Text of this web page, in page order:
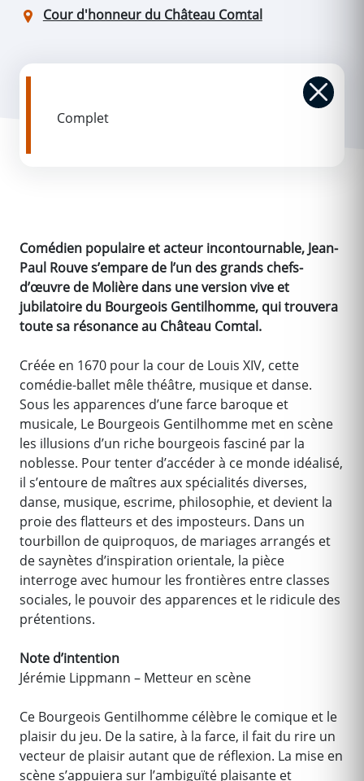
Cour d'honneur du Château Comtal
Complet
Comédien populaire et acteur incontournable, Jean-
Paul Rouve s’empare de l’un des grands chefs-
d’œuvre de Molière dans une version vive et
jubilatoire du Bourgeois Gentilhomme, qui trouvera
toute sa résonance au Château Comtal.
Créée en 1670 pour la cour de Louis XIV, cette
comédie-ballet mêle théâtre, musique et danse.
Sous les apparences d’une farce baroque et
musicale, Le Bourgeois Gentilhomme met en scène
les illusions d’un riche bourgeois fasciné par la
noblesse. Pour tenter d’accéder à ce monde idéalisé,
il s’entoure de maîtres aux spécialités diverses,
danse, musique, escrime, philosophie, et devient la
proie des flatteurs et des imposteurs. Dans un
tourbillon de quiproquos, de mariages arrangés et
de saynètes d’inspiration orientale, la pièce
interroge avec humour les frontières entre classes
sociales, le pouvoir des apparences et le ridicule des
prétentions.
Note d’intention
Jérémie Lippmann – Metteur en scène
Ce Bourgeois Gentilhomme célèbre le comique et le
plaisir du jeu. De la satire, à la farce, il fait du rire un
vecteur de plaisir autant que de réflexion. La mise en
scène s’appuiera sur l’ambiguïté plaisante et